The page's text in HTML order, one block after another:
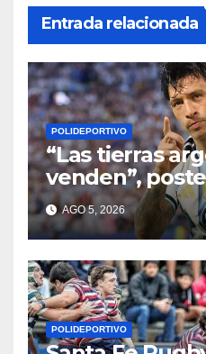
Entrada relacionada
POLIDEPORTIVO
“Las tierras
venden”,
Martínez
AGO 5, 2026
POLIDEPORTIVO